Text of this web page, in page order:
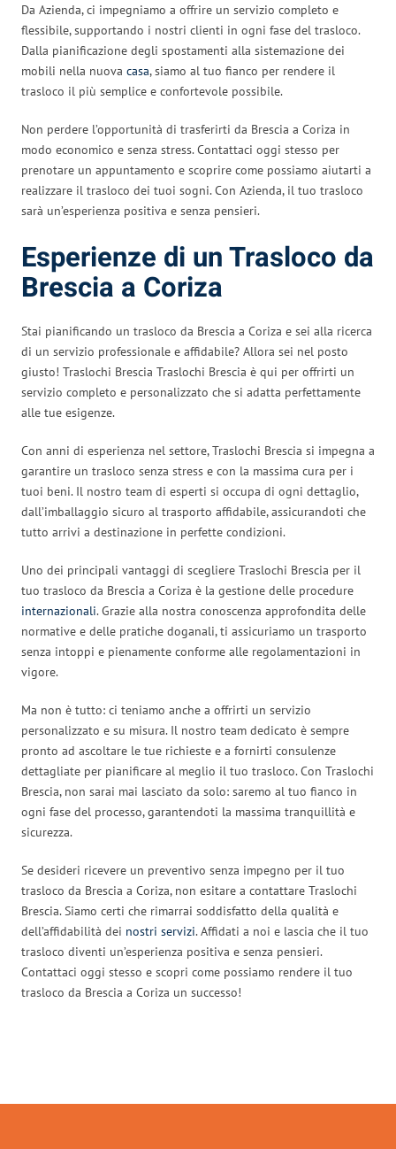
Da Azienda, ci impegniamo a offrire un servizio completo e
flessibile, supportando i nostri clienti in ogni fase del trasloco.
Dalla pianificazione degli spostamenti alla sistemazione dei
mobili nella nuova casa, siamo al tuo fianco per rendere il
trasloco il più semplice e confortevole possibile.
Non perdere l’opportunità di trasferirti da Brescia a Coriza in
modo economico e senza stress. Contattaci oggi stesso per
prenotare un appuntamento e scoprire come possiamo aiutarti a
realizzare il trasloco dei tuoi sogni. Con Azienda, il tuo trasloco
sarà un’esperienza positiva e senza pensieri.
Esperienze di un Trasloco da
Brescia a Coriza
Stai pianificando un trasloco da Brescia a Coriza e sei alla ricerca
di un servizio professionale e affidabile? Allora sei nel posto
giusto! Traslochi Brescia Traslochi Brescia è qui per offrirti un
servizio completo e personalizzato che si adatta perfettamente
alle tue esigenze.
Con anni di esperienza nel settore, Traslochi Brescia si impegna a
garantire un trasloco senza stress e con la massima cura per i
tuoi beni. Il nostro team di esperti si occupa di ogni dettaglio,
dall’imballaggio sicuro al trasporto affidabile, assicurandoti che
tutto arrivi a destinazione in perfette condizioni.
Uno dei principali vantaggi di scegliere Traslochi Brescia per il
tuo trasloco da Brescia a Coriza è la gestione delle procedure
internazionali. Grazie alla nostra conoscenza approfondita delle
normative e delle pratiche doganali, ti assicuriamo un trasporto
senza intoppi e pienamente conforme alle regolamentazioni in
vigore.
Ma non è tutto: ci teniamo anche a offrirti un servizio
personalizzato e su misura. Il nostro team dedicato è sempre
pronto ad ascoltare le tue richieste e a fornirti consulenze
dettagliate per pianificare al meglio il tuo trasloco. Con Traslochi
Brescia, non sarai mai lasciato da solo: saremo al tuo fianco in
ogni fase del processo, garantendoti la massima tranquillità e
sicurezza.
Se desideri ricevere un preventivo senza impegno per il tuo
trasloco da Brescia a Coriza, non esitare a contattare Traslochi
Brescia. Siamo certi che rimarrai soddisfatto della qualità e
dell’affidabilità dei nostri servizi. Affidati a noi e lascia che il tuo
trasloco diventi un’esperienza positiva e senza pensieri.
Contattaci oggi stesso e scopri come possiamo rendere il tuo
trasloco da Brescia a Coriza un successo!